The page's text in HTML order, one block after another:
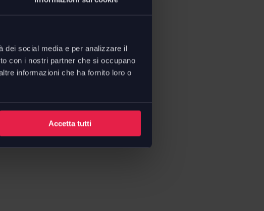
dei social media e per analizzare il
con i nostri partner che si occupano
informazioni che ha fornito loro o
Accetta tutti